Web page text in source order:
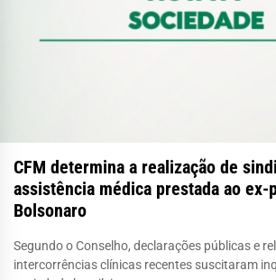
CFM determina a realização de
assistência médica prestada ao
Bolsonaro
Segundo o Conselho, declarações públicas e
intercorrências clínicas recentes suscitaram